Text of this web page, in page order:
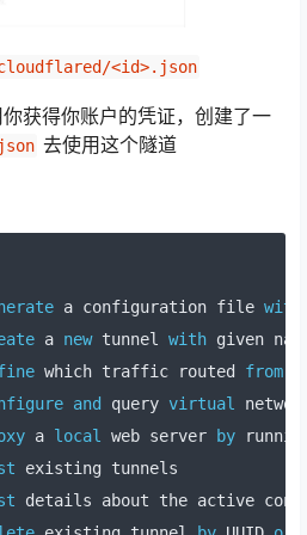
<id>.json
获得你账户的凭证，创建了一
去使用这个隧道
a configuration file with
a new tunnel with given
which traffic routed from
and query virtual
a local web server by
existing tunnels
details about the active